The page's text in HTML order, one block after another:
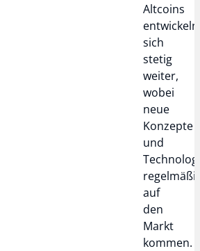
Altcoins
entwickeln
sich
stetig
weiter,
wobei
neue
Konzepte
und
auf
den
Markt
kommen.